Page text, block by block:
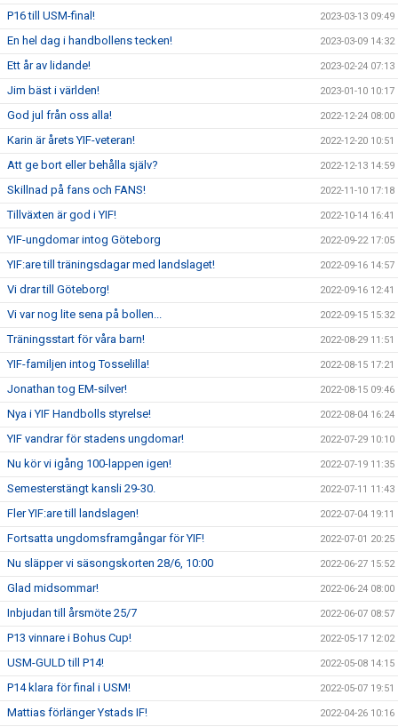
P16 till USM-final! 2023-03-13 09:49
En hel dag i handbollens tecken! 2023-03-09 14:32
Ett år av lidande! 2023-02-24 07:13
Jim bäst i världen! 2023-01-10 10:17
God jul från oss alla! 2022-12-24 08:00
Karin är årets YIF-veteran! 2022-12-20 10:51
Att ge bort eller behålla själv? 2022-12-13 14:59
Skillnad på fans och FANS! 2022-11-10 17:18
Tillväxten är god i YIF! 2022-10-14 16:41
YIF-ungdomar intog Göteborg 2022-09-22 17:05
YIF:are till träningsdagar med landslaget! 2022-09-16 14:57
Vi drar till Göteborg! 2022-09-16 12:41
Vi var nog lite sena på bollen... 2022-09-15 15:32
Träningsstart för våra barn! 2022-08-29 11:51
YIF-familjen intog Tosselilla! 2022-08-15 17:21
Jonathan tog EM-silver! 2022-08-15 09:46
Nya i YIF Handbolls styrelse! 2022-08-04 16:24
YIF vandrar för stadens ungdomar! 2022-07-29 10:10
Nu kör vi igång 100-lappen igen! 2022-07-19 11:35
Semesterstängt kansli 29-30. 2022-07-11 11:43
Fler YIF:are till landslagen! 2022-07-04 19:11
Fortsatta ungdomsframgångar för YIF! 2022-07-01 20:25
Nu släpper vi säsongskorten 28/6, 10:00 2022-06-27 15:52
Glad midsommar! 2022-06-24 08:00
Inbjudan till årsmöte 25/7 2022-06-07 08:57
P13 vinnare i Bohus Cup! 2022-05-17 12:02
USM-GULD till P14! 2022-05-08 14:15
P14 klara för final i USM! 2022-05-07 19:51
Mattias förlänger Ystads IF! 2022-04-26 10:16